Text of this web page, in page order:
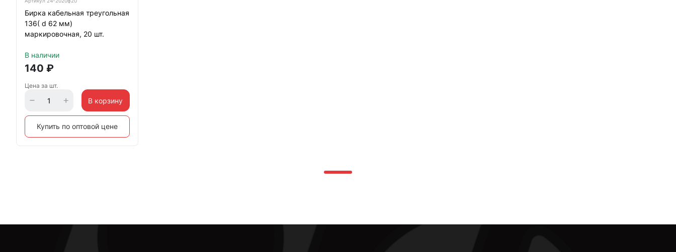
Бирка кабельная треугольная
136( d 62 мм)
маркировочная, 20 шт.
В наличии
140 ₽
Цена за шт.
В корзину
Купить по оптовой цене